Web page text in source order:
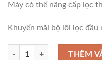
Máy có thể nâng cấp lọc
Khuyến mãi bộ lõi lọc
Máy lọc nước nóng lạnh 2 vòi
THÊM